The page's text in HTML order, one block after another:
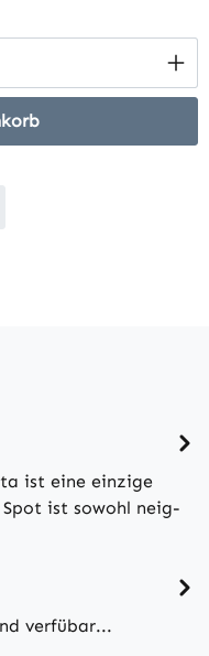
gewünschten
ist eine einzige
ist sowohl neig-
verfübar...